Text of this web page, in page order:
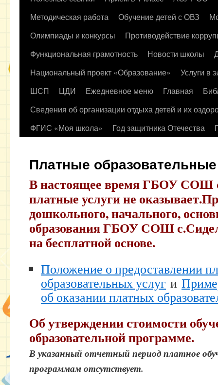
содержимому
Методическая работа
Обучение детей с ОВЗ
Олимпиады и конкурсы
Противодействие
Функциональная грамотность
Новости школы
Национальный проект «Образование»
Услуги в
ШСП
ЦДИ Ежедневное меню Главная
Сведения об организации отдыха детей и их
ФГИС «Моя школа»
Год защитника Отечества
Платные образовательные
В настоящее время ГБОУ СОШ
платные услуги не оказывает.
дошкольного, начального,
образования ГБОУ СОШ
на бесплатной основе.
Положение о предоставлении
образовательных услуг и
об оказании платных
Об утверждении стоимости
образовательной программе.
В указанный отчетный период платное
программам отсутствует.